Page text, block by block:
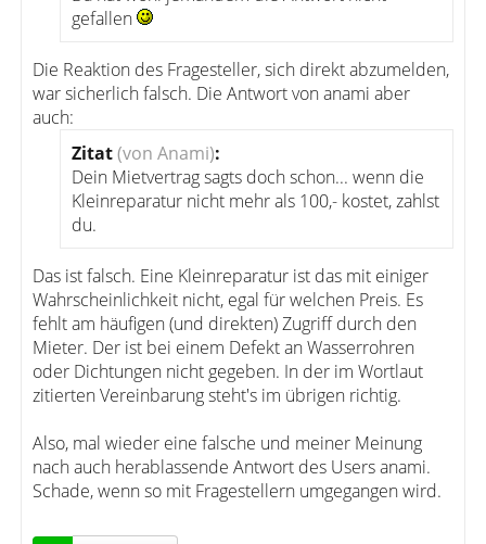
gefallen
Die Reaktion des Fragesteller, sich direkt abzumelden,
war sicherlich falsch. Die Antwort von anami aber
auch:
Zitat(von Anami):
Dein Mietvertrag sagts doch schon... wenn die
Kleinreparatur nicht mehr als 100,- kostet, zahlst
du.
Das ist falsch. Eine Kleinreparatur ist das mit einiger
Wahrscheinlichkeit nicht, egal für welchen Preis. Es
fehlt am häufigen (und direkten) Zugriff durch den
Mieter. Der ist bei einem Defekt an Wasserrohren
oder Dichtungen nicht gegeben. In der im Wortlaut
zitierten Vereinbarung steht's im übrigen richtig.
Also, mal wieder eine falsche und meiner Meinung
nach auch herablassende Antwort des Users anami.
Schade, wenn so mit Fragestellern umgegangen wird.